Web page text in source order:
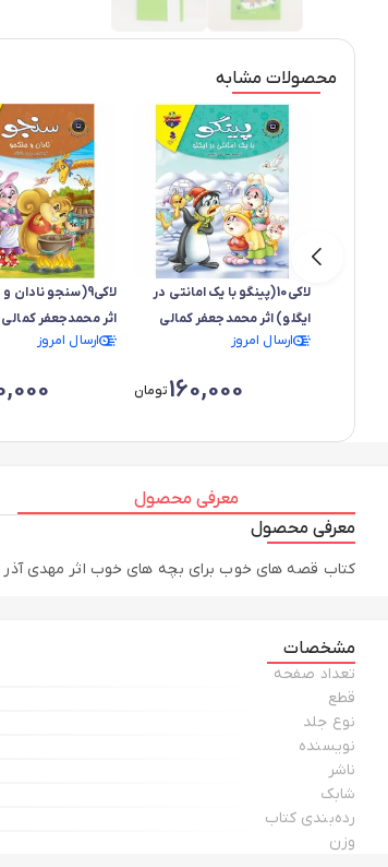
محصولات مشابه
لاکی10(پینگو با یک امانتی در
ایگلو) اثر محمدجعفر کمالی
آشتیانی
ارسال امروز
160,000تومان
لاکی9(سنجو
اثر محمدجعفر
ارسال امروز
معرفی محصول
معرفی محصول
کتاب قصه های خوب برای بچه های خوب اثر مهدی آذر یزدی است.جلد 3 این کتاب شامل قصه هایی از سندبادنامه و قابوسنامه میباشد که برای
مشخصات
تعداد صفحه
قطع
نوع جلد
نویسنده
ناشر
شابک
رده‌بندی کتاب
وزن